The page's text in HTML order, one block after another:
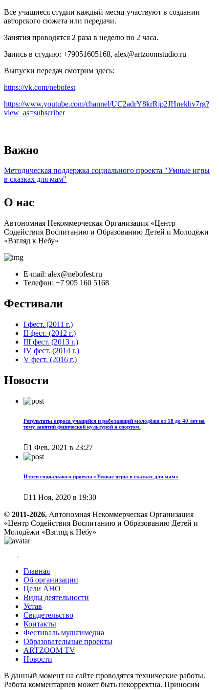
Все учащиеся студии каждый месяц участвуют в создании
авторского сюжета или передачи.
Занятия проводятся 2 раза в неделю по 2 часа.
Запись в студию: +79051605168, alex@artzoomstudio.ru
Выпуски передач смотрим здесь:
https://vk.com/nebofest
https://www.youtube.com/channel/UC2adrY8krRjp2JHnekhv7rg?
view_as=subscriber
Важно
Методическая поддержка социального проекта "Умные игры
в сказках для мам"
О нас
Автономная Некоммерческая Организация «Центр
Содействия Воспитанию и Образованию Детей и Молодёжи
«Взгляд к Небу»
E-mail: alex@nebofest.ru
Телефон: +7 905 160 5168
Фестивали
I фест. (2011 г.)
II фест. (2012 г.)
III фест. (2013 г.)
IV фест. (2014 г.)
V фест. (2016 г.)
Новости
Результаты опроса учащейся и работающей молодёжи от 18 до 40 лет на
тему занятий физической культурой и спортом.
1 Фев, 2021 в 23:27
Итоги социального проекта «Умные игры в сказках для мам»
11 Ноя, 2020 в 19:30
© 2011-2026. Автономная Некоммерческая Организация
«Центр Содействия Воспитанию и Образованию Детей и
Молодёжи «Взгляд к Небу»
Главная
Об организации
Цели АНО
Виды деятельности
Устав
Свидетельство
Контакты
Фестиваль мультимедиа
Образовательные проекты
ARTZOOM TV
Новости
В данный момент на сайте проводятся технические работы.
Работа комментариев может быть некорректна. Приносим